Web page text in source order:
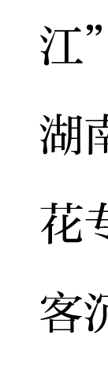
江
湖
花
客